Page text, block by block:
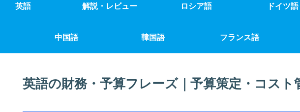
英語 解説・レビュー ロシア語 ドイツ語
中国語 韓国語 フランス語
英語の財務・予算フレーズ｜予算策定・コスト